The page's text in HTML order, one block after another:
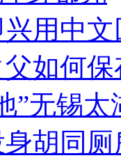
用中
父如何
”无锡
胡同